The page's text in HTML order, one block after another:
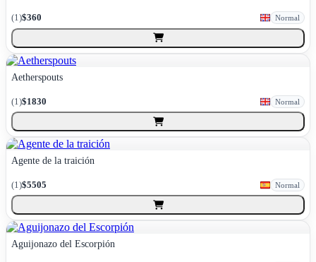
(1)$360 Normal
Aetherspouts
(1)$1830 Normal
Agente de la traición
(1)$5505 Normal
Aguijonazo del Escorpión